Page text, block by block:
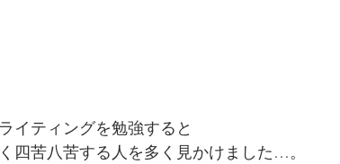
イティングを勉強すると
四苦八苦する人を多く見かけました…。